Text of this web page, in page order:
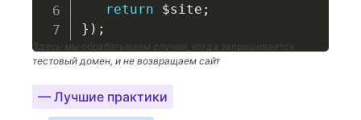
return
$site ;
} ) ;
Здесь мы обрабатываем случаи, когда запрашивается
тестовый домен, и не возвращаем сайт
— Лучшие практики